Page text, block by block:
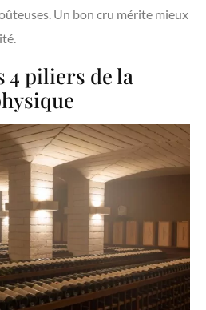
Un bon cru mérite mieux
4 piliers de la